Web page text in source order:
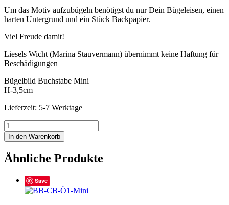
Um das Motiv aufzubügeln benötigst du nur Dein Bügeleisen, einen
harten Untergrund und ein Stück Backpapier.
Viel Freude damit!
Liesels Wicht (Marina Stauvermann) übernimmt keine Haftung für
Beschädigungen
Bügelbild Buchstabe Mini
H-3,5cm
Lieferzeit: 5-7 Werktage
BB-
CB-
A3-
Mini
Menge
In den Warenkorb
Ähnliche Produkte
Save